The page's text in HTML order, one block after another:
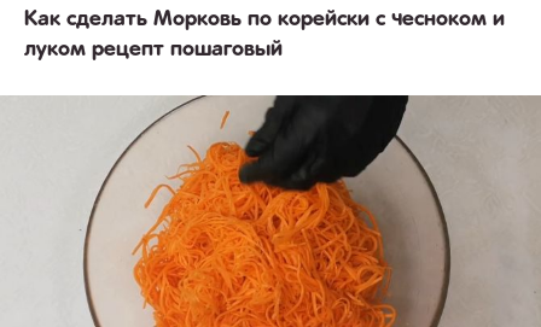
Как сделать Морковь по корейски с чесноком и
луком рецепт пошаговый